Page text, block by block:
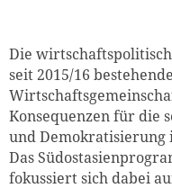
Die
seit 2015/16
Konsequenzen für die
und Demokratisierung
Das
fokussiert sich dabei